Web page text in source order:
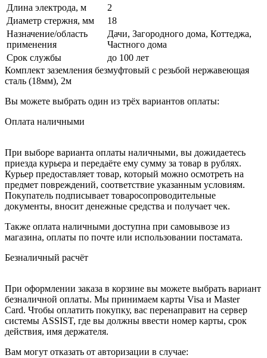
Длина электрода, м
2
Диаметр стержня, мм
18
Назначение/область
применения
Дачи, Загородного дома, Коттеджа,
Частного дома
Срок службы
до 100 лет
Комплект заземления безмуфтовый с резьбой нержавеющая
сталь (18мм), 2м
Вы можете выбрать один из трёх вариантов оплаты:
Оплата наличными
При выборе варианта оплаты наличными, вы дожидаетесь
приезда курьера и передаёте ему сумму за товар в рублях.
Курьер предоставляет товар, который можно осмотреть на
предмет повреждений, соответствие указанным условиям.
Покупатель подписывает товаросопроводительные
документы, вносит денежные средства и получает чек.
Также оплата наличными доступна при самовывозе из
магазина, оплаты по почте или использовании постамата.
Безналичный расчёт
При оформлении заказа в корзине вы можете выбрать вариант
безналичной оплаты. Мы принимаем карты Visa и Master
Card. Чтобы оплатить покупку, вас перенаправит на сервер
системы ASSIST, где вы должны ввести номер карты, срок
действия, имя держателя.
Вам могут отказать от авторизации в случае: